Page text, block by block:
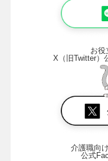
お役
X（旧Twitter）
介護職向
公式